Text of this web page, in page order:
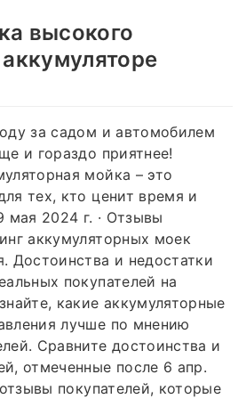
высокого
за садом и автомобилем
и гораздо приятнее!
мойка – это
тех, кто ценит время и
мая 2024 г. · Отзывы
аккумуляторных моек
Достоинства и недостатки
покупателей на
какие аккумуляторные
лучше по мнению
Сравните достоинства и
отмеченные после 6 апр.
покупателей, которые